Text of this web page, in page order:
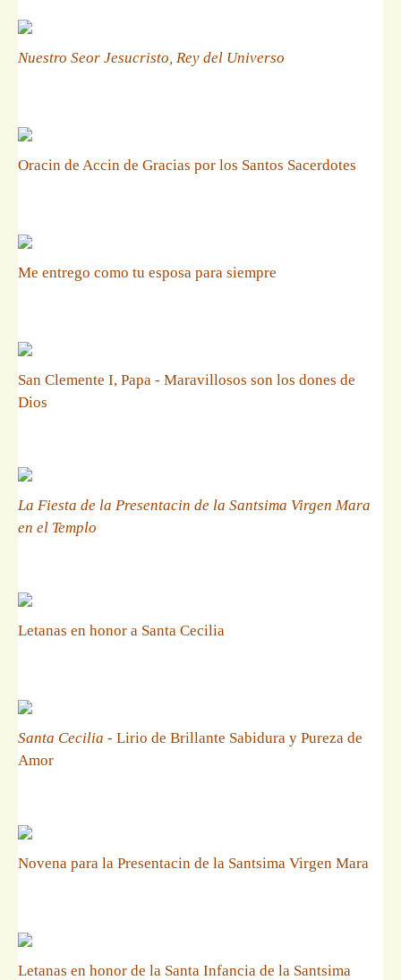
Nuestro Seor Jesucristo, Rey del Universo
Oracin de Accin de Gracias por los Santos Sacerdotes
Me entrego como tu esposa para siempre
San Clemente I, Papa - Maravillosos son los dones de
Dios
La Fiesta de la Presentacin de la Santsima Virgen Mara
en el Templo
Letanas en honor a Santa Cecilia
Santa Cecilia - Lirio de Brillante Sabidura y Pureza de
Amor
Novena para la Presentacin de la Santsima Virgen Mara
Letanas en honor de la Santa Infancia de la Santsima